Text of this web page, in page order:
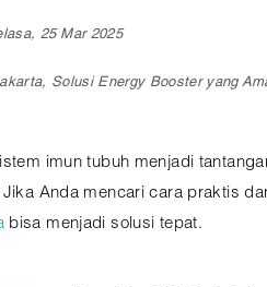
25 Mar 2025
Solusi Energy Booster yang
imun tubuh menjadi
Anda mencari cara praktis
bisa menjadi solusi tepat.